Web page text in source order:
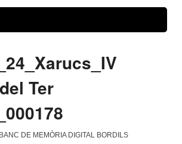
Ter
BANC DE MEMÒRIA DIGITAL BORDILS